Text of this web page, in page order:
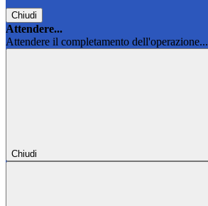
Chiudi
Attendere...
Attendere il completamento dell'operazione...
Chiudi